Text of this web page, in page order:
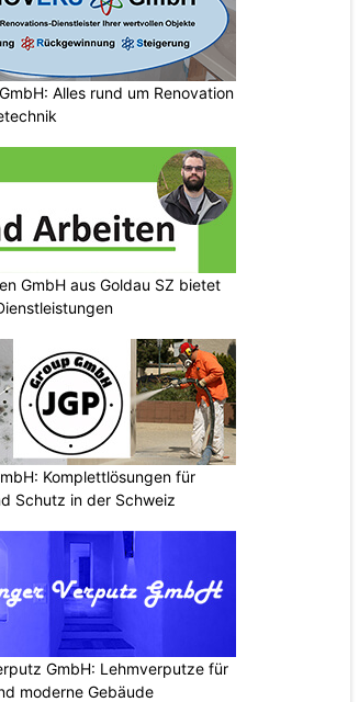
Alles rund um Renovation
GmbH aus Goldau SZ bietet
Komplettlösungen für
Schutz in der Schweiz
GmbH: Lehmverputze für
moderne Gebäude